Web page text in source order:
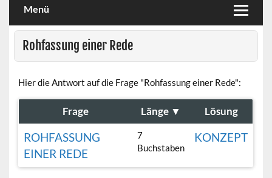
Menü
Rohfassung einer Rede
Hier die Antwort auf die Frage "Rohfassung einer Rede":
Frage Länge ▼ Lösung
ROHFASSUNG
EINER REDE
7
Buchstaben
KONZEPT